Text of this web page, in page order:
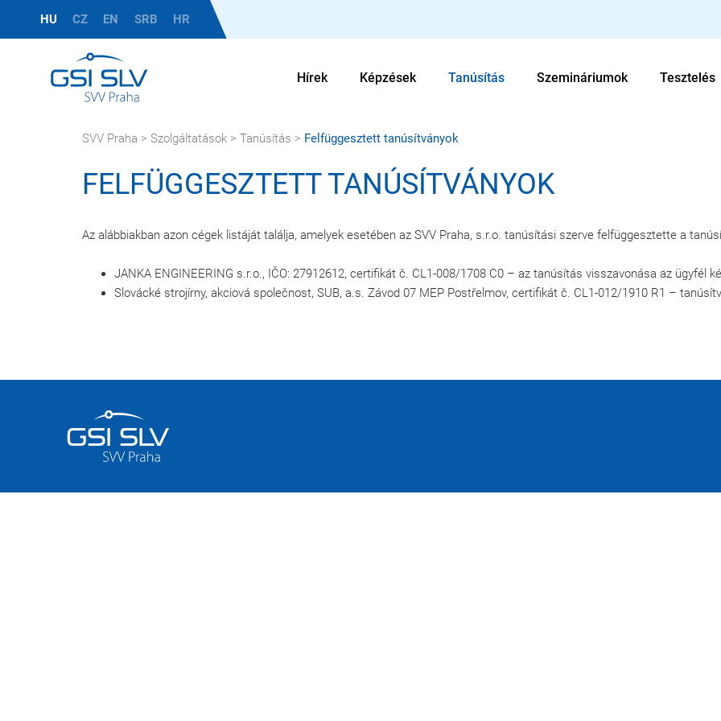
HU CZ EN SRB HR
Hírek Képzések Tanúsítás Szemináriumok Tesztelés
SVV Praha > Szolgáltatások > Tanúsítás > Felfüggesztett tanúsítványok
FELFÜGGESZTETT TANÚSÍTVÁNYOK
Az alábbiakban azon cégek listáját találja, amelyek esetében az SVV Praha, s.r.o. tanúsítási szerve felfüggesztette a
JANKA ENGINEERING s.r.o., IČO: 27912612, certifikát č. CL1-008/1708 C0 – az tanúsítás visszavonása az ügyfél
Slovácké strojírny, akciová společnost, SUB, a.s. Závod 07 MEP Postřelmov, certifikát č. CL1-012/1910 R1 –